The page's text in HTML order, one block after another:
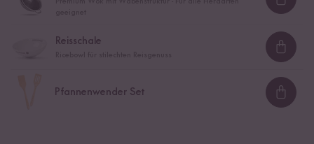
Reisschale
Pfannenwender Set